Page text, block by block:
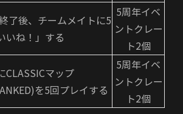
了後、チームメイトに5
いね！」する
5周年イベ
ントクレー
ト2個
CLASSICマップ
を5回プレイする
5周年イベ
ントクレー
ト2個